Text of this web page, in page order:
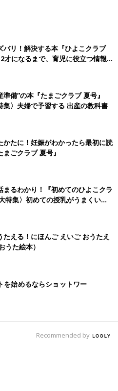
バリ！解決する本『ひよこクラブ
になるまで、育児に役立つ情報が
準備”の本『たまごクラブ 夏号』
集〉夫婦で予習する 出産の教科書
かたに！妊娠がわかったら最初に読
ごクラブ 夏号』
まるわかり！『初めてのひよこクラ
特集〉初めての授乳がうまくい
ルクの基本と夏のトラブル 解決テ
たえる！にほんご えいご おうたえ
うた絵本）
を始めるならショットワー
Recommended by